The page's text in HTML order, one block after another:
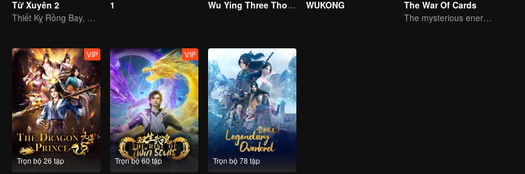
Tử Xuyên 2
Thiết Kỵ Rồng Bay, Viết Tiếp Huyền Thoại Tử Xuyên
1 Wu Ying Three Thousand Paths WUKONG
The War Of Cards
The mysterious energy from cards caused a war, how did Chen Mu handle it?
Trọn bộ 26 tập
VIP
Trọn bộ 60 tập
VIP
Trọn bộ 78 tập